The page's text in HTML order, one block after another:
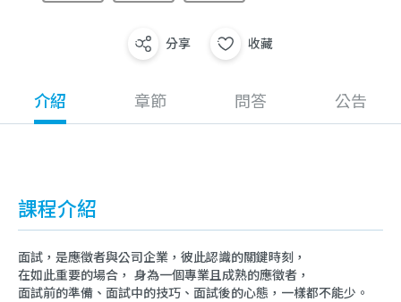
分享 收藏
介紹 章節 問答 公告
課程介紹
面試，是應徵者與公司企業，彼此認識的關鍵時刻，
在如此重要的場合， 身為一個專業且成熟的應徵者，
面試前的準備、面試中的技巧、面試後的心態，一樣都不能少。